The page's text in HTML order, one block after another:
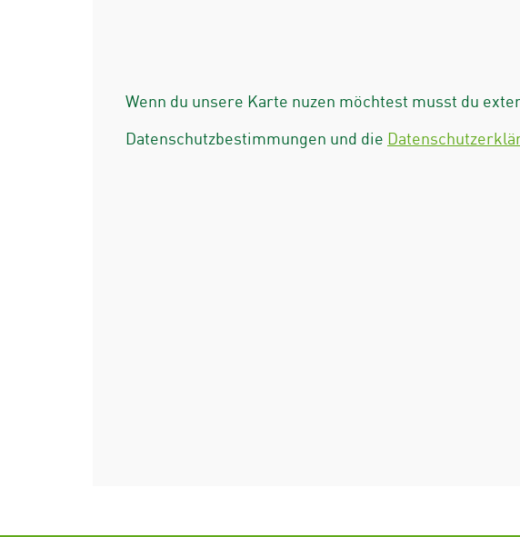
Wenn du unsere Karte nuzen möchtest musst du
Datenschutzbestimmungen und die